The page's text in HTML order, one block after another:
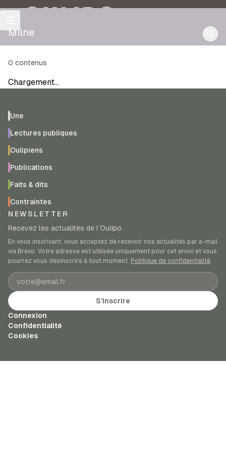
OULIPO
Milne
0 contenus
Chargement…
Une
Lectures publiques
Oulipiens
Publications
Faits & dits
Contraintes
NEWSLETTER
Recevez les actualités de l’Oulipo.
En vous inscrivant, vous acceptez de recevoir nos actualités par e-mail
via Brevo. Votre adresse est utilisée uniquement pour cet envoi et vous
pourrez vous désinscrire à tout moment. Politique de confidentialité.
Adresse e-mail
S’inscrire
Connexion
Confidentialité
Cookies